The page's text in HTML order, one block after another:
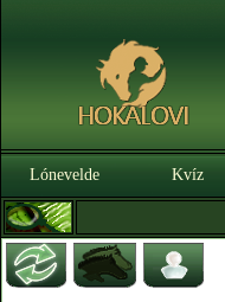
Lónevelde Kvíz